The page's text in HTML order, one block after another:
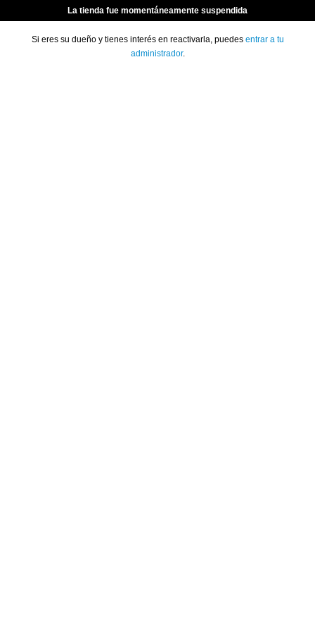
La tienda fue momentáneamente suspendida
Si eres su dueño y tienes interés en reactivarla, puedes entrar a tu
administrador.